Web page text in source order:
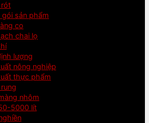
rót
sản phẩm
co
chai lọ
lượng
nông nghiệp
thực phẩm
nhôm
5000 lít